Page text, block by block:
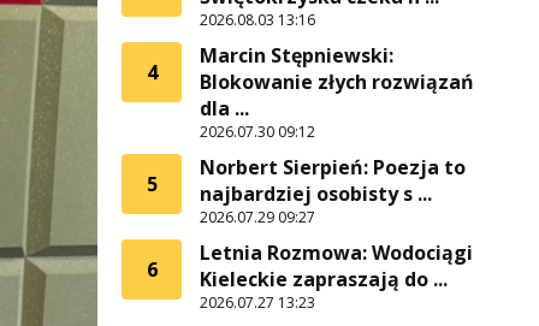
2026.08.03 13:16
4
Marcin Stępniewski:
Blokowanie złych rozwiązań
dla ...
2026.07.30 09:12
5
Norbert Sierpień: Poezja to
najbardziej osobisty s ...
2026.07.29 09:27
6
Letnia Rozmowa: Wodociągi
Kieleckie zapraszają do ...
2026.07.27 13:23